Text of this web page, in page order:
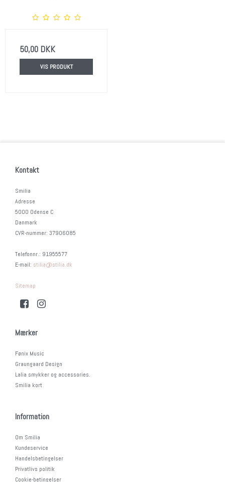
50,00 DKK
VIS PRODUKT
Kontakt
Smilia
Adresse
5000 Odense C
Danmark
CVR-nummer: 37906085
Telefonnr.: 91955577
E-mail: stilia@stilia.dk
Sitemap
Mærker
Fønix Music
Graungaard Design
Lalia smykker og accessories.
Smilia kort
Information
Om Smilia
Kundeservice
Handelsbetingelser
Privatlivs politik
Cookie-betingelser